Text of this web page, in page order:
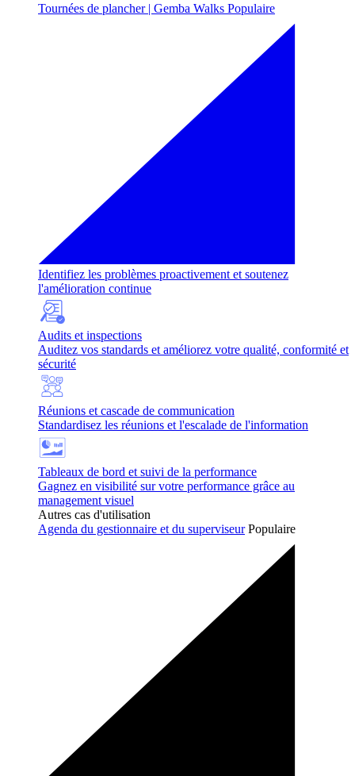
Tournées de plancher | Gemba Walks Populaire
Identifiez les problèmes proactivement et soutenez
l'amélioration continue
Audits et inspections
Auditez vos standards et améliorez votre qualité, conformité et
sécurité
Réunions et cascade de communication
Standardisez les réunions et l'escalade de l'information
Tableaux de bord et suivi de la performance
Gagnez en visibilité sur votre performance grâce au
management visuel
Autres cas d'utilisation
Agenda du gestionnaire et du superviseur Populaire